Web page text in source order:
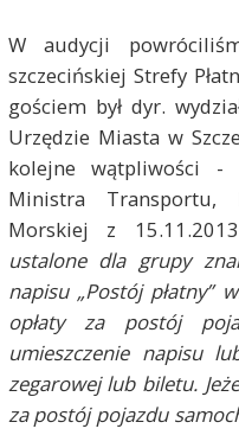
W audycji
szczecińskiej Strefy
gościem był dyr.
Urzędzie Miasta w
kolejne wątpliwości -
Ministra Transportu,
Morskiej z
ustalone dla grupy
napisu „Postój płatny”
opłaty za postój
umieszczenie napisu
zegarowej lub biletu.
za postój pojazdu